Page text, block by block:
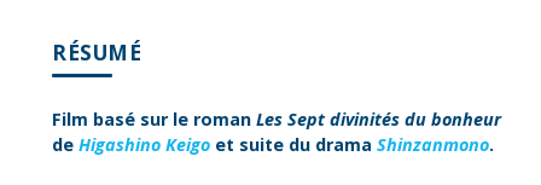
RÉSUMÉ
Film basé sur le roman Les Sept divinités du bonheur
de Higashino Keigo et suite du drama Shinzanmono.